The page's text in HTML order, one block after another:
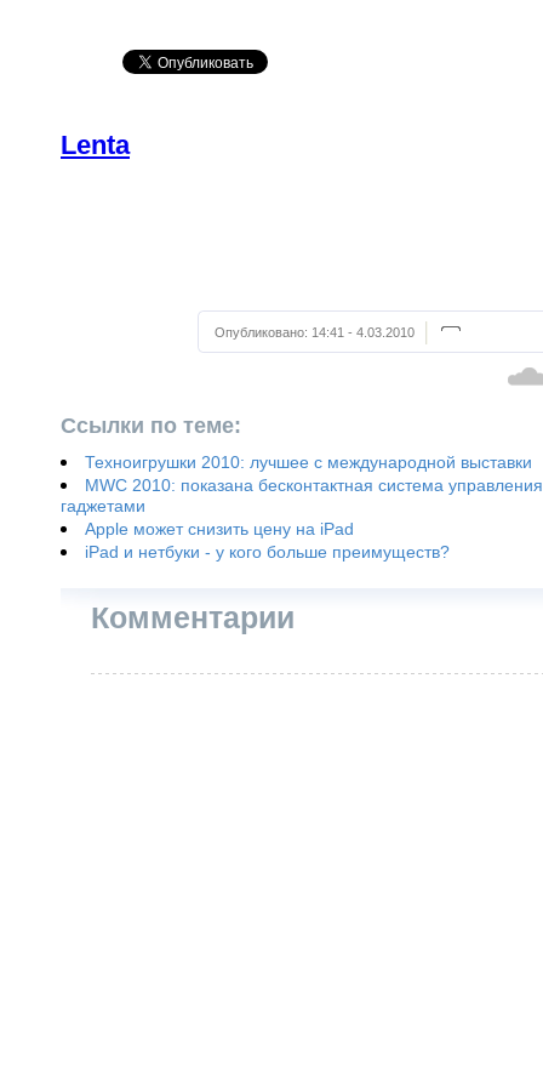
Lenta
Опубликовано: 14:41 - 4.03.2010
Ссылки по теме:
Техноигрушки 2010: лучшее с международной выставки
MWC 2010: показана бесконтактная система управления
гаджетами
Apple может снизить цену на iPad
iPad и нетбуки - у кого больше преимуществ?
Комментарии